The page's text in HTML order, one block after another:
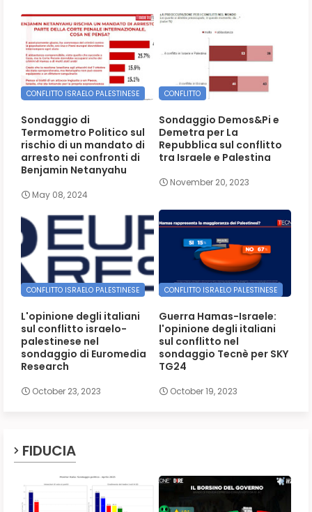
CONFLITTO ISRAELO PALESTINESE
Sondaggio di
Termometro Politico sul
rischio di un mandato di
arresto nei confronti di
Benjamin Netanyahu
May 08, 2024
CONFLITTO
Sondaggio Demos&Pi e
Demetra per La
Repubblica sul conflitto
tra Israele e Palestina
November 20, 2023
CONFLITTO ISRAELO PALESTINESE
L'opinione degli italiani
sul conflitto israelo-
palestinese nel
sondaggio di Euromedia
Research
October 23, 2023
CONFLITTO ISRAELO PALESTINESE
Guerra Hamas-Israele:
l'opinione degli italiani
sul conflitto nel
sondaggio Tecnè per SKY
TG24
October 19, 2023
FIDUCIA